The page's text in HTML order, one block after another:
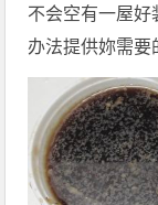
不会空有一屋好
办法提供妳需要